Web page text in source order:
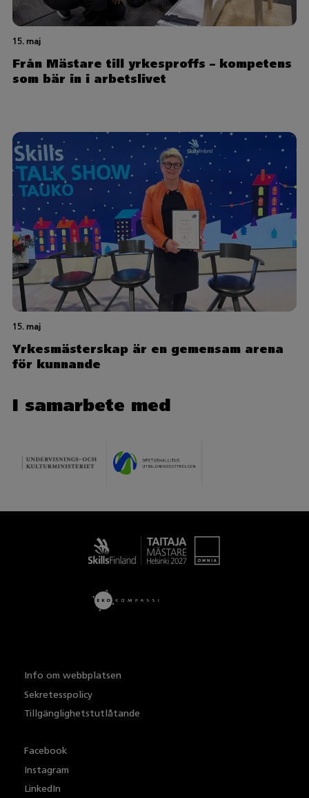
15. maj
Från Mästare till yrkesproffs – kompetens
som bär in i arbetslivet
15. maj
Yrkesmästerskap är en gemensam arena
för kunnande
I samarbete med
Info om webbplatsen
Sekretesspolicy
Tillgänglighetstutlåtande
Facebook
Instagram
LinkedIn